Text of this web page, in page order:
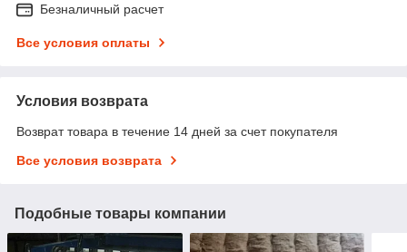
Безналичный расчет
Все условия оплаты
Условия возврата
Возврат товара в течение 14 дней за счет покупателя
Все условия возврата
Подобные товары компании